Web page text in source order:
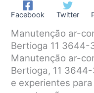
Facebook Twitter
Manutenção ar-
Bertioga 11 3644-
Manutenção ar-
Bertioga, 11
e experientes